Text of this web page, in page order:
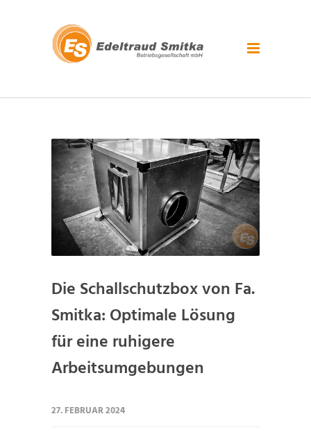
Die Schallschutzbox von Fa.
Smitka: Optimale Lösung
für eine ruhigere
Arbeitsumgebungen
27. FEBRUAR 2024